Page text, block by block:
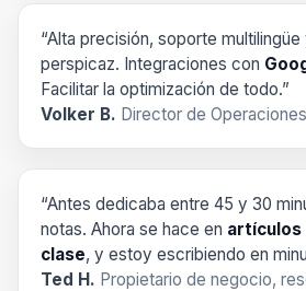
“Alta precisión, soporte multilingüe
perspicaz. Integraciones con
Facilitar la optimización de todo.”
Volker B. Director de
“Antes dedicaba entre 45 y 30
notas. Ahora se hace en artículos
clase, y estoy escribiendo en
Ted H. Propietario de negocio,